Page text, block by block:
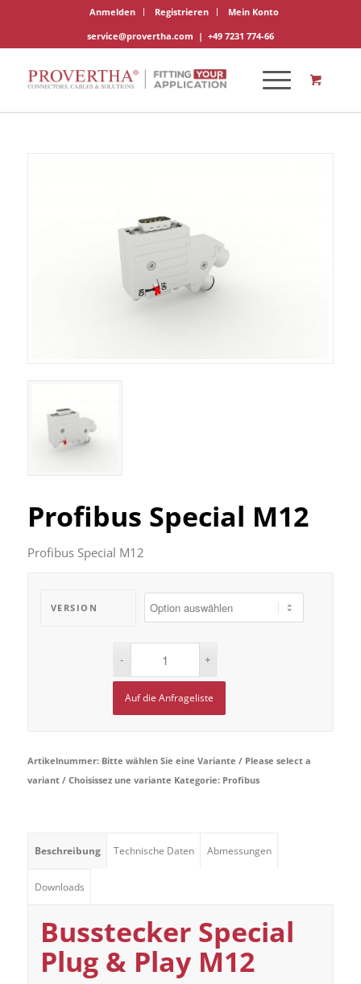
Anmelden Registrieren
Mein Konto
service@provertha.com | +49 7231 774-66
Profibus Special M12
Profibus Special M12
VERSION
Auf die Anfrageliste
Artikelnummer: Bitte wählen Sie eine Variante / Please select a
variant / Choisissez une variante Kategorie: Profibus
Beschreibung Technische Daten Abmessungen
Downloads
Busstecker Special
Plug & Play M12